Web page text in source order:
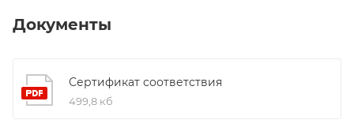
Документы
Сертификат соответствия
499,8 кб